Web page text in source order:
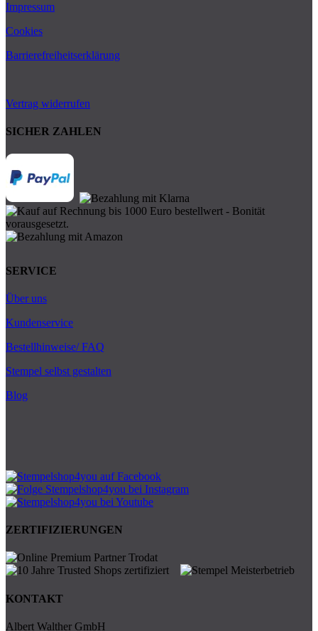
Impressum
Cookies
Barrierefreiheitserklärung
Vertrag widerrufen
SICHER ZAHLEN
SERVICE
Über uns
Kundenservice
Bestellhinweise/ FAQ
Stempel selbst gestalten
Blog
ZERTIFIZIERUNGEN
KONTAKT
Albert Walther GmbH